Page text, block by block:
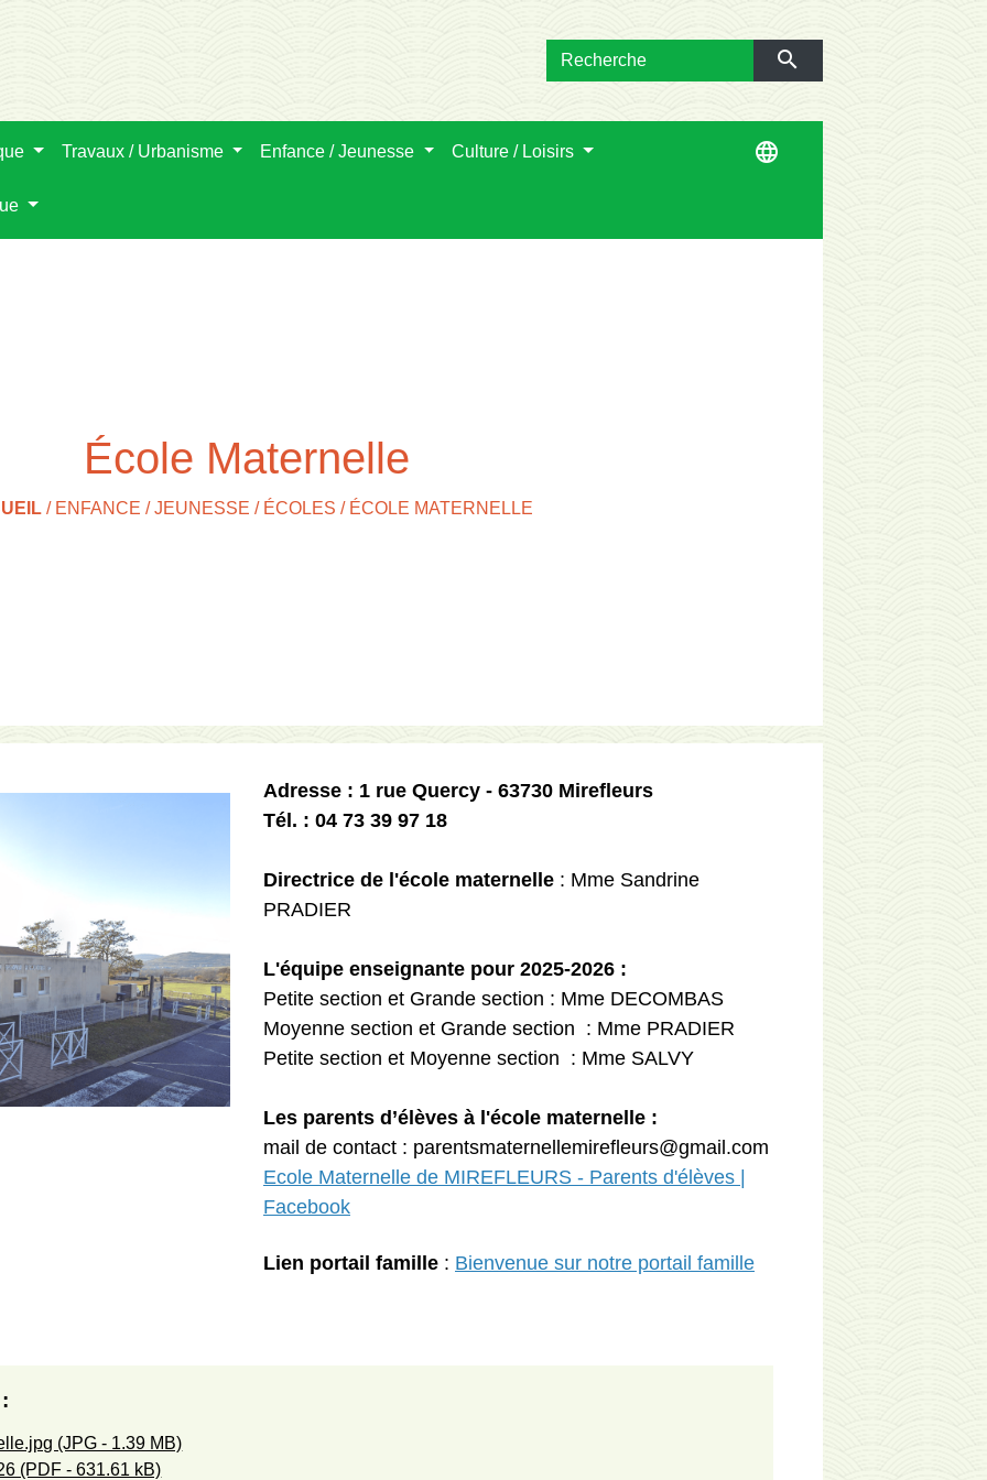
search
Travaux / Urbanisme Enfance / Jeunesse Culture / Loisirs language
École Maternelle
/ ENFANCE / JEUNESSE / ÉCOLES / ÉCOLE MATERNELLE
Adresse : 1 rue Quercy - 63730 Mirefleurs
Tél. : 04 73 39 97 18
Directrice de l'école maternelle : Mme Sandrine
PRADIER
L'équipe enseignante pour 2025-2026 :
Petite section et Grande section : Mme DECOMBAS
Moyenne section et Grande section : Mme PRADIER
Petite section et Moyenne section : Mme SALVY
Les parents d’élèves à l'école maternelle :
mail de contact : parentsmaternellemirefleurs@gmail.com
Ecole Maternelle de MIREFLEURS - Parents d'élèves |
Facebook
Lien portail famille : Bienvenue sur notre portail famille
(JPG - 1.39 MB)
(PDF - 631.61 kB)